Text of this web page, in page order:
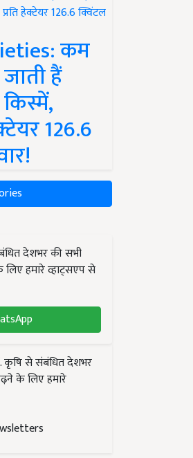
कम
हैं
126.6
देशभर की सभी
हमारे व्हाट्सएप से
कृषि से संबंधित देशभर
के लिए हमारे